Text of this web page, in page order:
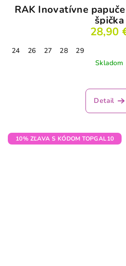
RAK Inovatívne
špička
28,90
24 26 27 28
29
Skladom
Detail
10% ZĽAVA S KÓDOM TOPGAL10